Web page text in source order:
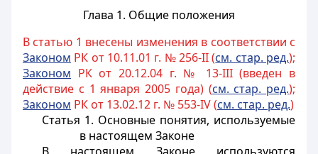
Глава 1. Общие положения
В статью 1 внесены изменения в соответствии с
Законом РК от 10.11.01 г. № 256-II (см. стар. ред.);
Законом РК от 20.12.04 г. № 13-III (введен в
действие с 1 января 2005 года) (см. стар. ред.);
Законом РК от 13.02.12 г. № 553-IV (см. стар. ред.)
Статья 1. Основные понятия, используемые
в настоящем Законе